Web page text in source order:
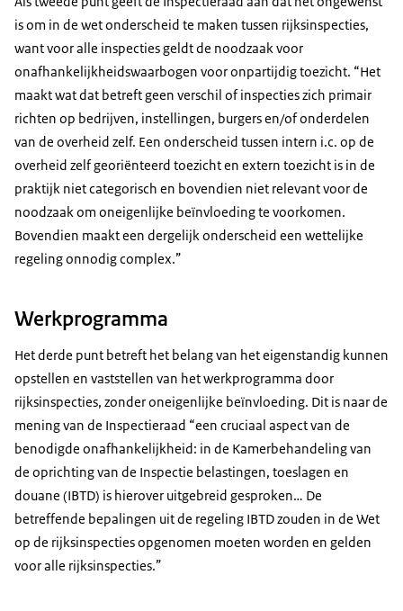
is om in de wet onderscheid te maken tussen rijksinspecties,
want voor alle inspecties geldt de noodzaak voor
onafhankelijkheidswaarbogen voor onpartijdig toezicht. “Het
maakt wat dat betreft geen verschil of inspecties zich primair
richten op bedrijven, instellingen, burgers en/of onderdelen
van de overheid zelf. Een onderscheid tussen intern i.c. op de
overheid zelf georiënteerd toezicht en extern toezicht is in de
praktijk niet categorisch en bovendien niet relevant voor de
noodzaak om oneigenlijke beïnvloeding te voorkomen.
Bovendien maakt een dergelijk onderscheid een wettelijke
regeling onnodig complex.”
Werkprogramma
Het derde punt betreft het belang van het eigenstandig kunnen
opstellen en vaststellen van het werkprogramma door
rijksinspecties, zonder oneigenlijke beïnvloeding. Dit is naar de
mening van de Inspectieraad “een cruciaal aspect van de
benodigde onafhankelijkheid: in de Kamerbehandeling van
de oprichting van de Inspectie belastingen, toeslagen en
douane (IBTD) is hierover uitgebreid gesproken… De
betreffende bepalingen uit de regeling IBTD zouden in de Wet
op de rijksinspecties opgenomen moeten worden en gelden
voor alle rijksinspecties.”